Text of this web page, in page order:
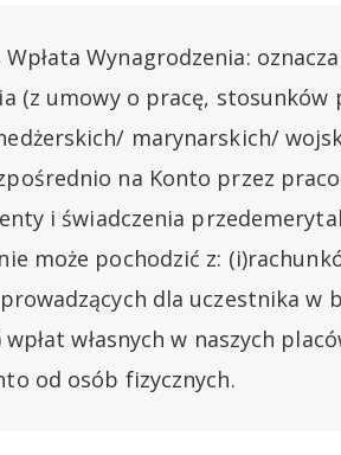
Wynagrodzenia:
(z umowy o pracę, stosunków
marynarskich/
na Konto przez
i świadczenia
może pochodzić z:
dla uczestnika w
własnych w naszych
od osób fizycznych.